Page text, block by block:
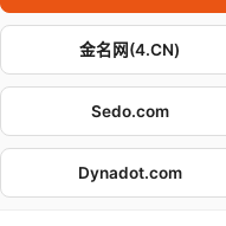
金名网(4.CN)
Sedo.com
Dynadot.com